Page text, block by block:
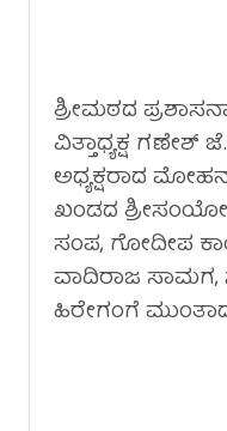
ಶ್ರೀಮಠದ
ವಿತ್ತಾಧ್ಯಕ್ಷ ಗಣೇಶ್
ಅಧ್ಯಕ್ಷರಾದ
ಖಂಡದ
ಸಂಪ, ಗೋದೀಪ
ವಾದಿರಾಜ
ಹಿರೇಗಂಗೆ